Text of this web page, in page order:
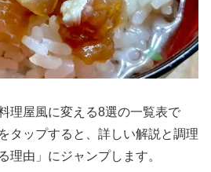
理屋風に変える8選の一覧表で
タップすると、詳しい解説と調理
理由」にジャンプします。